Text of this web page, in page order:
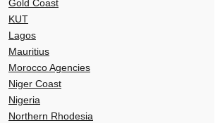
Gold Coast
KUT
Lagos
Mauritius
Morocco Agencies
Niger Coast
Nigeria
Northern Rhodesia